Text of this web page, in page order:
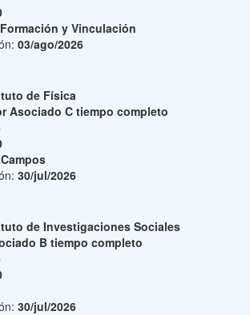
y Vinculación
03/ago/2026
de Física
Asociado C tiempo completo
30/jul/2026
de Investigaciones Sociales
B tiempo completo
30/jul/2026